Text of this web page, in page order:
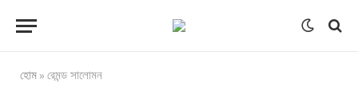
হোম » রেমন্ড সালোমন